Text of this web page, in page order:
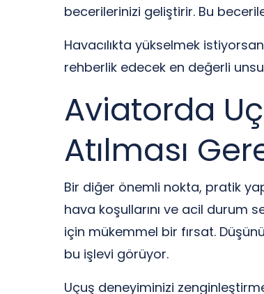
becerilerinizi geliştirir. Bu
Havacılıkta yükselmek
rehberlik edecek en değerli
Aviatorda
Atılması
Bir diğer önemli nokta, pratik
hava koşullarını ve acil durum
için mükemmel bir fırsat.
bu işlevi görüyor.
Uçuş deneyiminizi